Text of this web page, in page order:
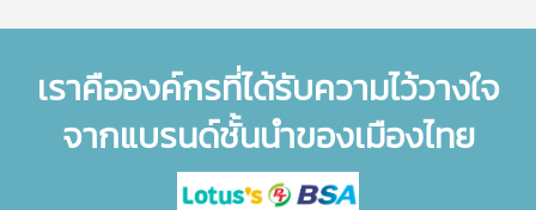
เราคือองค์กรที่ได้รับความไว้วางใจ
จากแบรนด์ชั้นนำของเมืองไทย